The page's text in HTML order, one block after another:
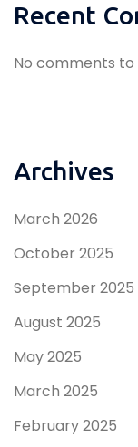
Recent
No comments to
Archives
March 2026
October 2025
September 2025
August 2025
May 2025
March 2025
February 2025